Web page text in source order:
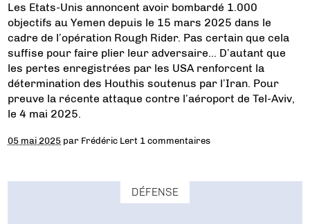
Les Etats-Unis annoncent avoir bombardé 1.000
objectifs au Yemen depuis le 15 mars 2025 dans le
cadre de l’opération Rough Rider. Pas certain que cela
suffise pour faire plier leur adversaire… D’autant que
les pertes enregistrées par les USA renforcent la
détermination des Houthis soutenus par l’Iran. Pour
preuve la récente attaque contre l’aéroport de Tel-Aviv,
le 4 mai 2025.
05 mai 2025 par Frédéric Lert 1 commentaires
DÉFENSE